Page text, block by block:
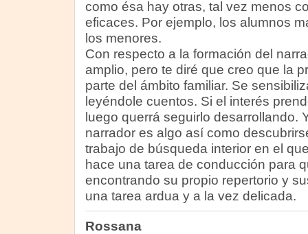
como ésa hay otras, tal vez menos
eficaces. Por ejemplo, los alumnos
los menores.
Con respecto a la formación del
amplio, pero te diré que creo que la
parte del ámbito familiar. Se
leyéndole cuentos. Si el interés
luego querrá seguirlo desarrollando.
narrador es algo así como
trabajo de búsqueda interior en el
hace una tarea de conducción para
encontrando su propio repertorio y
una tarea ardua y a la vez delicada.
Rossana